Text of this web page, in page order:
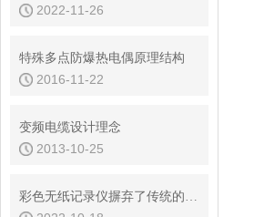
2022-11-26
特殊多点防爆热电偶原理结构
2016-11-22
变频电缆设计理念
2013-10-25
彩色无纸记录仪摒弃了传统的记录笔纸